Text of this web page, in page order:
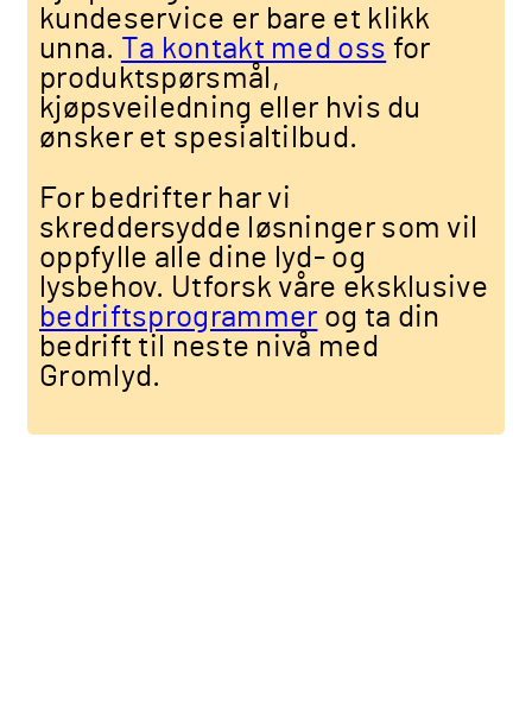
kundeservice er bare et klikk
unna.
Ta kontakt med oss for
produktspørsmål,
kjøpsveiledning eller hvis du
ønsker et spesialtilbud.
For bedrifter har vi
skreddersydde løsninger som vil
oppfylle alle dine lyd- og
lysbehov. Utforsk våre eksklusive
bedriftsprogrammer og ta din
bedrift til neste nivå med
Gromlyd.